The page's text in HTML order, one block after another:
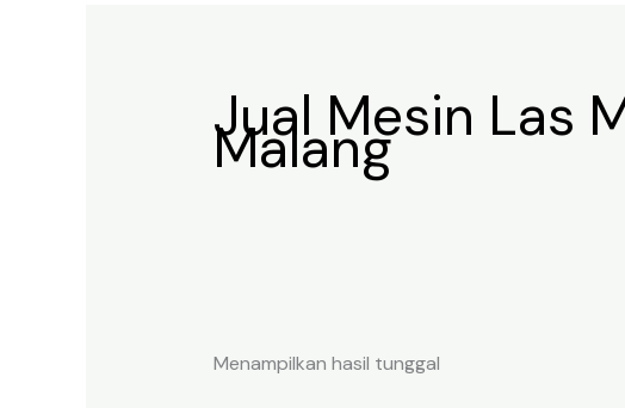
Jual Mesin Las
Malang
Menampilkan hasil tunggal